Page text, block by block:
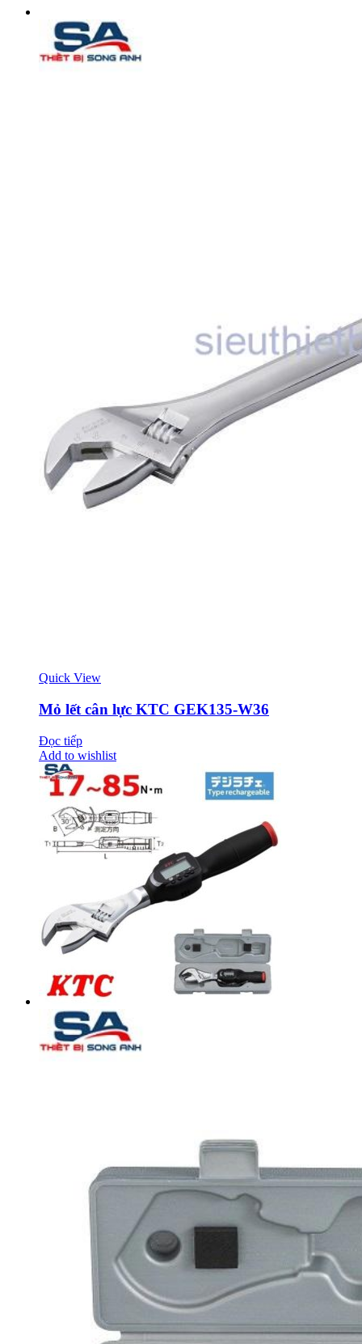
Quick View
Mỏ lết cân lực KTC GEK135-W36
Đọc tiếp
Add to wishlist